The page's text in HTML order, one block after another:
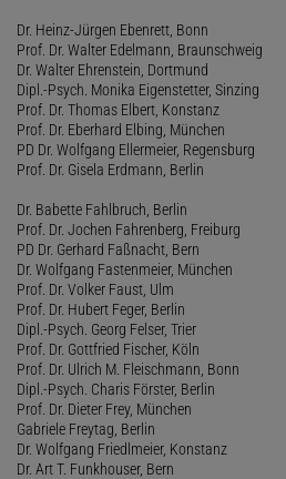
Dr. Heinz-Jürgen Ebenrett, Bonn
Prof. Dr. Walter Edelmann, Braunschweig
Dr. Walter Ehrenstein, Dortmund
Dipl.-Psych. Monika Eigenstetter, Sinzing
Prof. Dr. Thomas Elbert, Konstanz
Prof. Dr. Eberhard Elbing, München
PD Dr. Wolfgang Ellermeier, Regensburg
Prof. Dr. Gisela Erdmann, Berlin
Dr. Babette Fahlbruch, Berlin
Prof. Dr. Jochen Fahrenberg, Freiburg
PD Dr. Gerhard Faßnacht, Bern
Dr. Wolfgang Fastenmeier, München
Prof. Dr. Volker Faust, Ulm
Prof. Dr. Hubert Feger, Berlin
Dipl.-Psych. Georg Felser, Trier
Prof. Dr. Gottfried Fischer, Köln
Prof. Dr. Ulrich M. Fleischmann, Bonn
Dipl.-Psych. Charis Förster, Berlin
Prof. Dr. Dieter Frey, München
Gabriele Freytag, Berlin
Dr. Wolfgang Friedlmeier, Konstanz
Dr. Art T. Funkhouser, Bern